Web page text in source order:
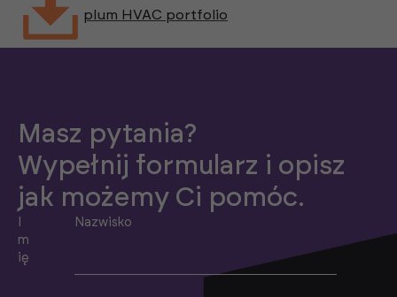
plum HVAC portfolio
Masz pytania?
Wypełnij formularz i opisz
jak możemy Ci pomóc.
m
ię
Nazwisko